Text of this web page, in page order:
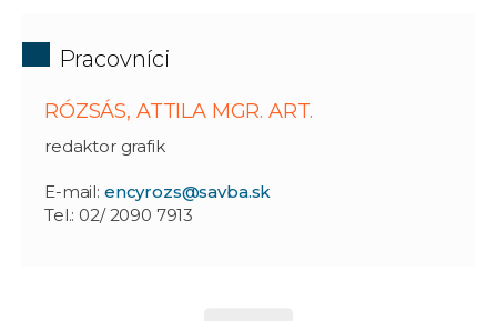
Pracovníci
RÓZSÁS, ATTILA MGR. ART.
redaktor grafik
E-mail: encyrozs@savba.sk
Tel.: 02/ 2090 7913